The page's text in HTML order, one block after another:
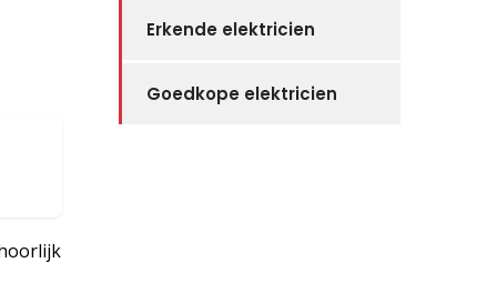
Erkende elektricien
Goedkope elektricien